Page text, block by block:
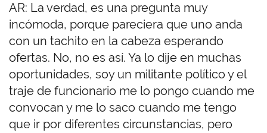
AR: La verdad, es una pregunta muy
incómoda, porque pareciera que uno anda
con un tachito en la cabeza esperando
ofertas. No, no es así. Ya lo dije en muchas
oportunidades, soy un militante político y el
traje de funcionario me lo pongo cuando me
convocan y me lo saco cuando me tengo
que ir por diferentes circunstancias, pero